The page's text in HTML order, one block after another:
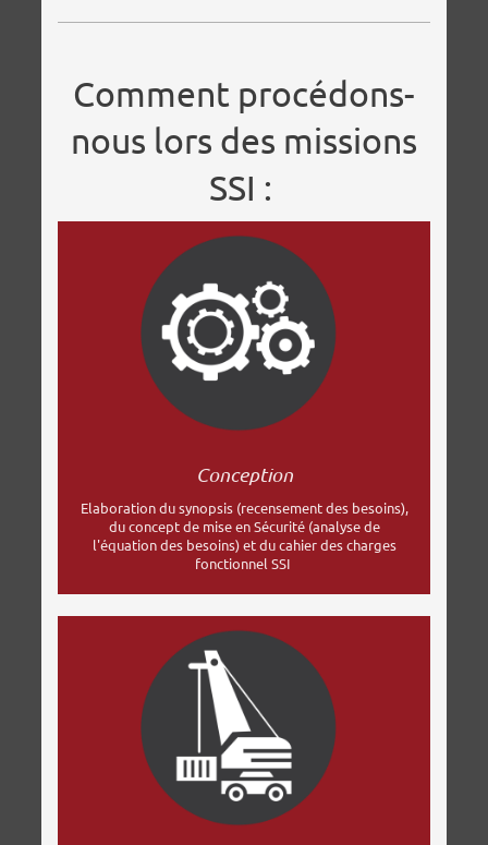
Comment procédons-
nous lors des missions
SSI :
Conception
Elaboration du synopsis (recensement des besoins),
du concept de mise en Sécurité (analyse de
l'équation des besoins) et du cahier des charges
fonctionnel SSI